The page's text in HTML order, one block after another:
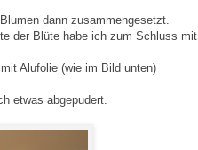
dann zusammengesetzt.
der Blüte habe ich zum Schluss mit
Alufolie (wie im Bild unten)
etwas abgepudert.